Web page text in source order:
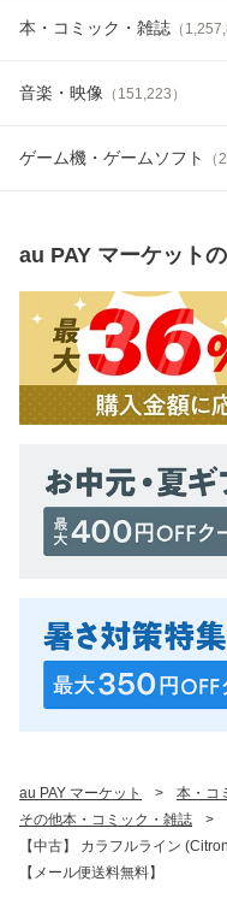
本・コミック・雑誌 （
音楽・映像 （ 151,223 ）
ゲーム機・ゲームソフト （
au PAY マーケット
au PAY マーケット > 本・コ
その他本・コミック・雑誌
>
【中古】 カラフルライン
【メール便送料無料】